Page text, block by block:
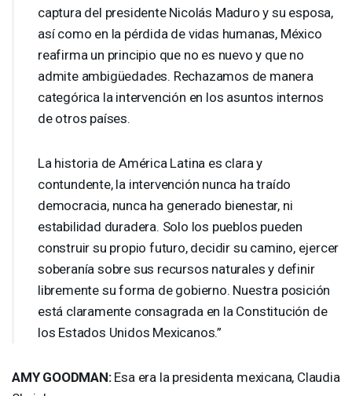
captura del presidente Nicolás Maduro y su esposa,
así como en la pérdida de vidas humanas, México
reafirma un principio que no es nuevo y que no
admite ambigüedades. Rechazamos de manera
categórica la intervención en los asuntos internos
de otros países.
La historia de América Latina es clara y
contundente, la intervención nunca ha traído
democracia, nunca ha generado bienestar, ni
estabilidad duradera. Solo los pueblos pueden
construir su propio futuro, decidir su camino, ejercer
soberanía sobre sus recursos naturales y definir
libremente su forma de gobierno. Nuestra posición
está claramente consagrada en la Constitución de
los Estados Unidos Mexicanos.”
AMY GOODMAN:Esa era la presidenta mexicana, Claudia